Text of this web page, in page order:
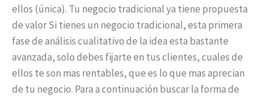
ellos (única). Tu negocio tradicional ya tiene propuesta
de valor Si tienes un negocio tradicional, esta primera
fase de análisis cualitativo de la idea esta bastante
avanzada, solo debes fijarte en tus clientes, cuales de
ellos te son mas rentables, que es lo que mas aprecian
de tu negocio. Para a continuación buscar la forma de